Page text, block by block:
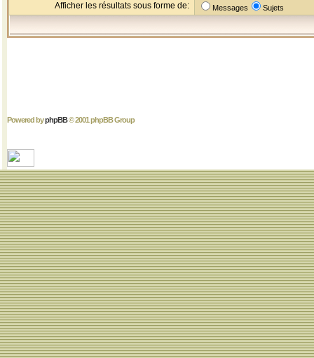
Afficher les résultats sous forme de: Messages Sujets
Powered byphpBB© 2001 phpBB Group